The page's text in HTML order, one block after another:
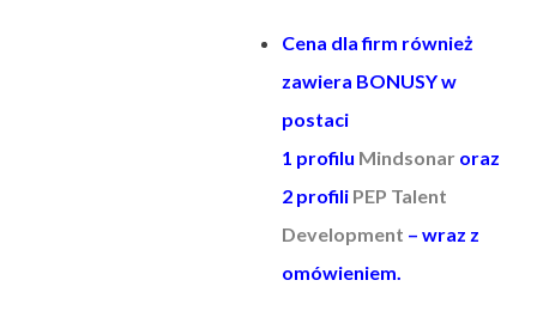
Cena dla firm również
zawiera BONUSY w
postaci
1 profilu Mindsonar oraz
2 profili PEP Talent
Development – wraz z
omówieniem.